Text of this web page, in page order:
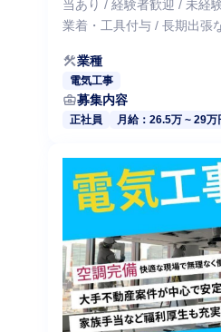
当あり / 経験者歓迎 / 未経
業着・工具付与 / 長期出張
construction業種
電気工事
business_center募集内容
正社員 月給：26.5万 ~ 29万